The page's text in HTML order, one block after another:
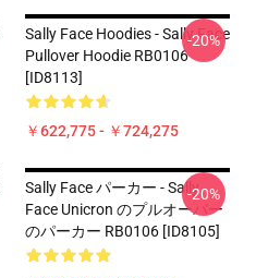
Sally Face Hoodies - Sally Face
Pullover Hoodie RB0106
[ID8113]
￥622,775 - ￥724,275
-20%
Sally Face パーカー - Sally
Face Unicron のプルオーバー
のパーカー RB0106 [ID8105]
-20%